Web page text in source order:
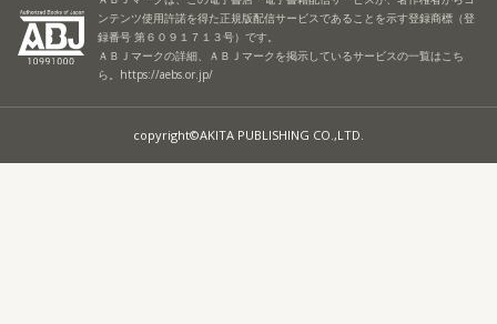
ンテンツ使用許諾を得た正規版配信サービスであることを示す登録商標（登
録番号 第６０９１７１３号）です。
ＡＢＪマークの詳細、ＡＢＪマークを掲示しているサービスの一覧はこち
ら。 https://aebs.or.jp/
copyright©AKITA PUBLISHING CO.,LTD.